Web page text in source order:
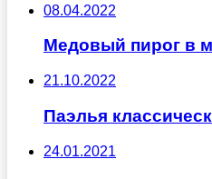
08.04.2022
Медовый пирог в
21.10.2022
Паэлья
24.01.2021